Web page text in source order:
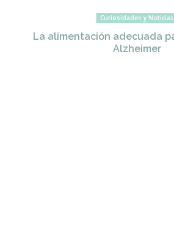
Curiosidades y Noticias
La alimentación adecuada
Alzheimer